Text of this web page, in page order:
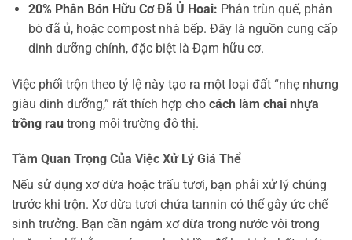
20% Phân Bón Hữu Cơ Đã Ủ Hoai: Phân trùn quế, phân
bò đã ủ, hoặc compost nhà bếp. Đây là nguồn cung cấp
dinh dưỡng chính, đặc biệt là Đạm hữu cơ.
Việc phối trộn theo tỷ lệ này tạo ra một loại đất “nhẹ nhưng
giàu dinh dưỡng,” rất thích hợp cho cách làm chai nhựa
trồng rau trong môi trường đô thị.
Tầm Quan Trọng Của Việc Xử Lý Giá Thể
Nếu sử dụng xơ dừa hoặc trấu tươi, bạn phải xử lý chúng
trước khi trộn. Xơ dừa tươi chứa tannin có thể gây ức chế
sinh trưởng. Bạn cần ngâm xơ dừa trong nước vôi trong